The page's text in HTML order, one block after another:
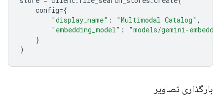
config={
"display_name" : "Multimodal Catalog" ,
"embedding_model" :
"models/gemini-
}
)
بارگذاری تصاویر